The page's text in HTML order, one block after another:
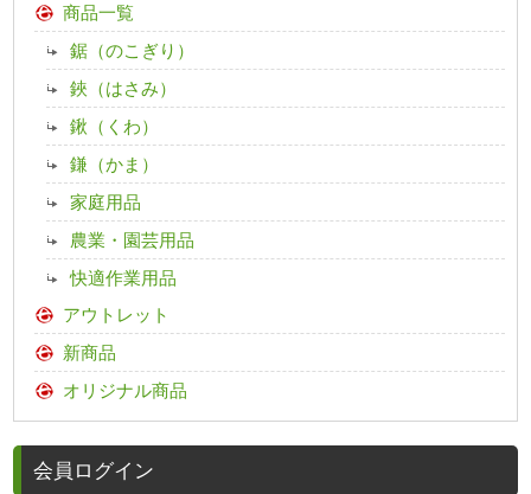
商品一覧
鋸（のこぎり）
鋏（はさみ）
鍬（くわ）
鎌（かま）
家庭用品
農業・園芸用品
快適作業用品
アウトレット
新商品
オリジナル商品
会員ログイン